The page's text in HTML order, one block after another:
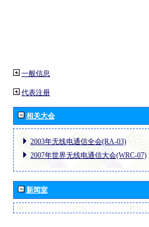
一般信息
代表注册
相关大会
2003年无线电通信全会(RA-03)
2007年世界无线电通信大会(WRC-07)
新闻室